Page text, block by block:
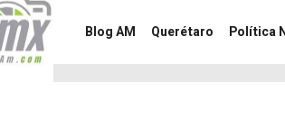
Blog AM Querétaro Política